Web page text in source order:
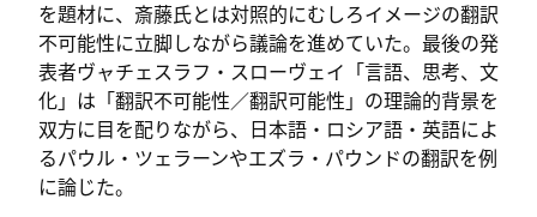
を題材に、斎藤氏とは対照的にむしろイメージの翻訳
不可能性に立脚しながら議論を進めていた。最後の発
表者ヴャチェスラフ・スローヴェイ「言語、思考、文
化」は「翻訳不可能性／翻訳可能性」の理論的背景を
双方に目を配りながら、日本語・ロシア語・英語によ
るパウル・ツェラーンやエズラ・パウンドの翻訳を例
に論じた。